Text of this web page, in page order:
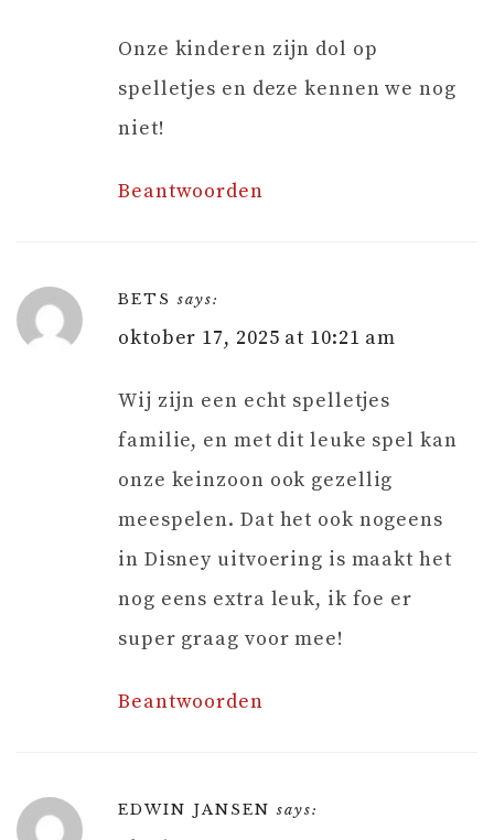
Onze kinderen zijn dol op
spelletjes en deze kennen we nog
niet!
Beantwoorden
BETS says:
oktober 17, 2025 at 10:21 am
Wij zijn een echt spelletjes
familie, en met dit leuke spel kan
onze keinzoon ook gezellig
meespelen. Dat het ook nogeens
in Disney uitvoering is maakt het
nog eens extra leuk, ik foe er
super graag voor mee!
Beantwoorden
EDWIN JANSEN says: